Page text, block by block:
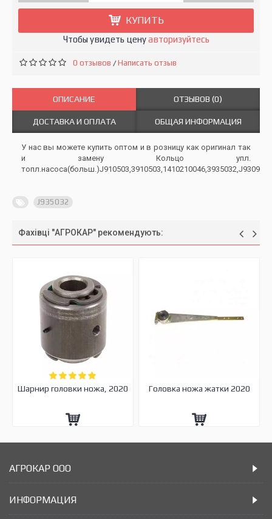
КУПИТЬ
Чтобы увидеть ценуавторизуйтесь
0 отзывов /Написать отзыв
ОПИСАНИЕ ОТЗЫВОВ (0)
ДОСТАВКА И ОПЛАТА ОБЩАЯ ИНФОРМАЦИЯ
У нас вы можете купить оптом и в розницу как оригинал так
и замену Кольцо упл.
J935032
Фахівці "АГРОКАР" рекомендують:
Шарнир головки ножа, 2020 Головка ножа жатки 2020
АГРОКАР ООО
ИНФОРМАЦИЯ